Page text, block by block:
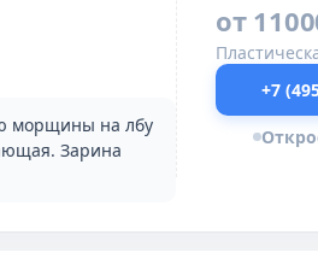
морщины на лбу
Зарина
от
+7